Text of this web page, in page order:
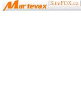
SlimFOX.cz